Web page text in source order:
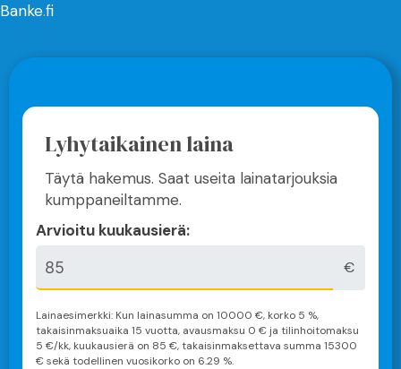
Banke.fi
Lyhytaikainen laina
Täytä hakemus. Saat useita lainatarjouksia
kumppaneiltamme.
Arvioitu kuukausierä:
€
Lainaesimerkki: Kun lainasumma on 10000 €, korko 5 %,
takaisinmaksuaika 15 vuotta, avausmaksu 0 € ja tilinhoitomaksu
5 €/kk, kuukausierä on 85 €, takaisinmaksettava summa 15300
€ sekä todellinen vuosikorko on 6.29 %.